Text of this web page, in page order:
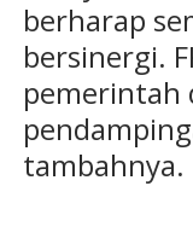
berharap
bersinergi.
pemerintah
tambahnya.